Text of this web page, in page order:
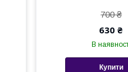
700 ₴
630 ₴
В
Купити